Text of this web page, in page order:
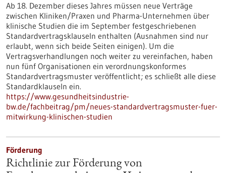
Ab 18. Dezember dieses Jahres müssen neue Verträge
zwischen Kliniken/Praxen und Pharma-Unternehmen über
klinische Studien die im September festgeschriebenen
Standardvertragsklauseln enthalten (Ausnahmen sind nur
erlaubt, wenn sich beide Seiten einigen). Um die
Vertragsverhandlungen noch weiter zu vereinfachen, haben
nun fünf Organisationen ein verordnungskonformes
Standardvertragsmuster veröffentlicht; es schließt alle diese
Standardklauseln ein.
https://www.gesundheitsindustrie-
bw.de/fachbeitrag/pm/neues-standardvertragsmuster-fuer-
mitwirkung-klinischen-studien
Förderung
Richtlinie zur Förderung von